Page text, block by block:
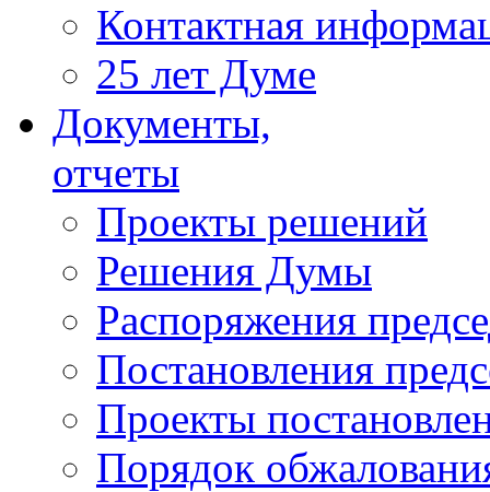
Контактная
25 лет Думе
Документы,
отчеты
Проекты решений
Решения Думы
Распоряжения
Постановления
Проекты
Порядок